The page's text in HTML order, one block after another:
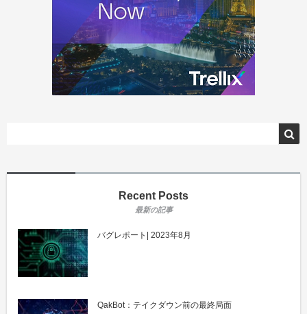
Recent Posts
バグレポート| 2023年8月
QakBot：テイクダウン前の最終局面